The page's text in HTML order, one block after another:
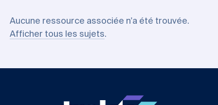
Aucune ressource associée n'a été trouvée.
Afficher tous les sujets.